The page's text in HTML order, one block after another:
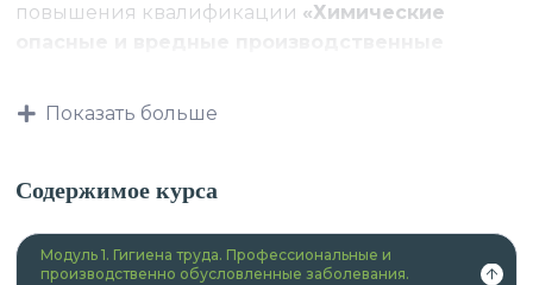
повышения квалификации «Химические
профессиональные стандарты,
квалификационные требования, указанные в
квалификационных справочниках по должности,
Показать больше
Содержимое курса
Модуль 1. Гигиена труда. Профессиональные и
производственно обусловленные заболевания.